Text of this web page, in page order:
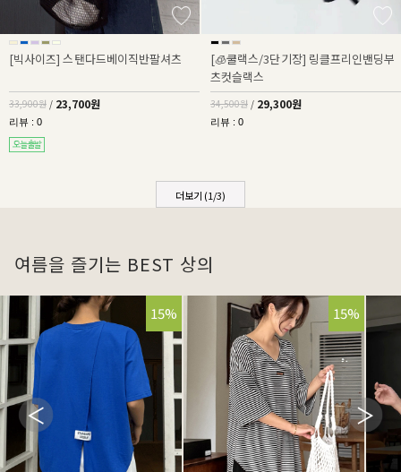
[빅사이즈] 스탠다드베이직반팔셔츠
33,900원 / 23,700원
리뷰 : 0
[🧊쿨랙스/3단기장] 링클프리인밴딩부
츠컷슬랙스
34,500원 / 29,300원
리뷰 : 0
더보기 (1/3)
여름을 즐기는 BEST 상의
15% 15%